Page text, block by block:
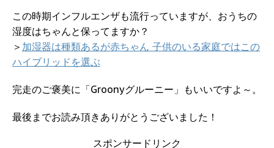
この時期インフルエンザも流行っていますが、おうちの
湿度はちゃんと保ってますか？
＞ 加湿器は種類あるが赤ちゃん 子供のいる家庭ではこの
ハイブリッドを選ぶ
完走のご褒美に「Groonyグルーニー」もいいですよ～。
最後までお読み頂きありがとうございました！
スポンサードリンク